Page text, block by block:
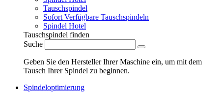
Tauschspindel
Sofort Verfügbare Tauschspindeln
Spindel Hotel
Tauschspindel finden
Suche
Geben Sie den Hersteller Ihrer Maschine ein, um mit dem
Tausch Ihrer Spindel zu beginnen.
Spindeloptimierung